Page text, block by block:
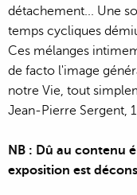
détachement... Une
temps cycliques
Ces mélanges
de facto l'image
notre Vie, tout
Jean-Pierre Sergent,
NB : Dû au contenu
exposition est